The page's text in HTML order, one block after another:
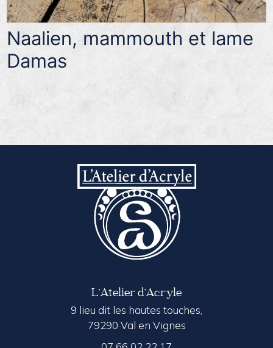
Naalien, mammouth et lame
Damas
L’Atelier d’Acryle
9 lieu dit les hautes touches,
79290 Val en Vignes